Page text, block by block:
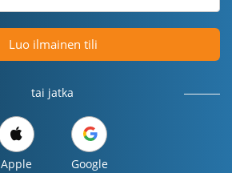
Luo ilmainen tili
tai jatka
Apple Google